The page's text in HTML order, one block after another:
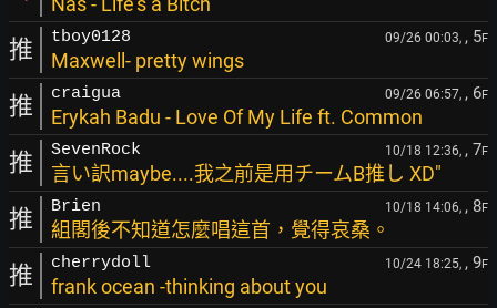
推 tboy0128 09/26 00:03, , 5F
Maxwell- pretty wings
推 craigua 09/26 06:57, , 6F
Erykah Badu - Love Of My Life ft. Common
推 SevenRock 10/18 12:36, , 7F
言い訳maybe....我之前是用チームB推し XD"
推 Brien 10/18 14:06, , 8F
組閣後不知道怎麼唱這首，覺得哀桑。
推 cherrydoll 10/24 18:25, , 9F
frank ocean -thinking about you